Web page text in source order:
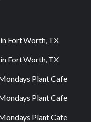
Fort Worth, TX
Fort Worth, TX
Plant Cafe
Plant Cafe
Plant Cafe